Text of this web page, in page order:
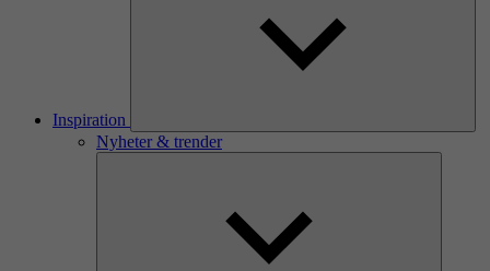
Inspiration
Nyheter & trender